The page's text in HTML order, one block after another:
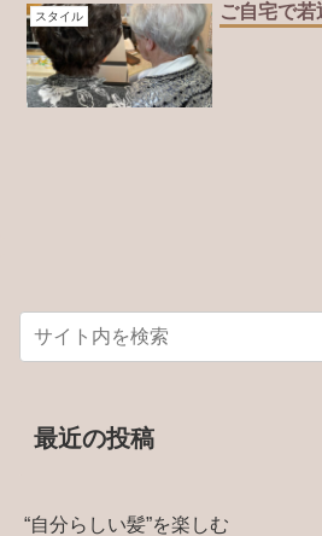
スタイル ご自宅で若
最近の投稿
“自分らしい髪”を楽しむ